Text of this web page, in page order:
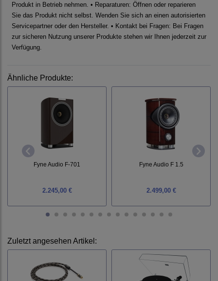
Produkt in Betrieb nehmen. • Reparaturen: Öffnen oder reparieren
Sie das Produkt nicht selbst. Wenden Sie sich an einen autorisierten
Servicepartner oder den Hersteller. • Kontakt bei Fragen: Bei Fragen
zur sicheren Nutzung unserer Produkte stehen wir Ihnen jederzeit zur
Verfügung.
Ähnliche Produkte:
Fyne Audio F-701
2.245,00 €
Fyne Audio F 1.5
2.499,00 €
Zuletzt angesehen Artikel: